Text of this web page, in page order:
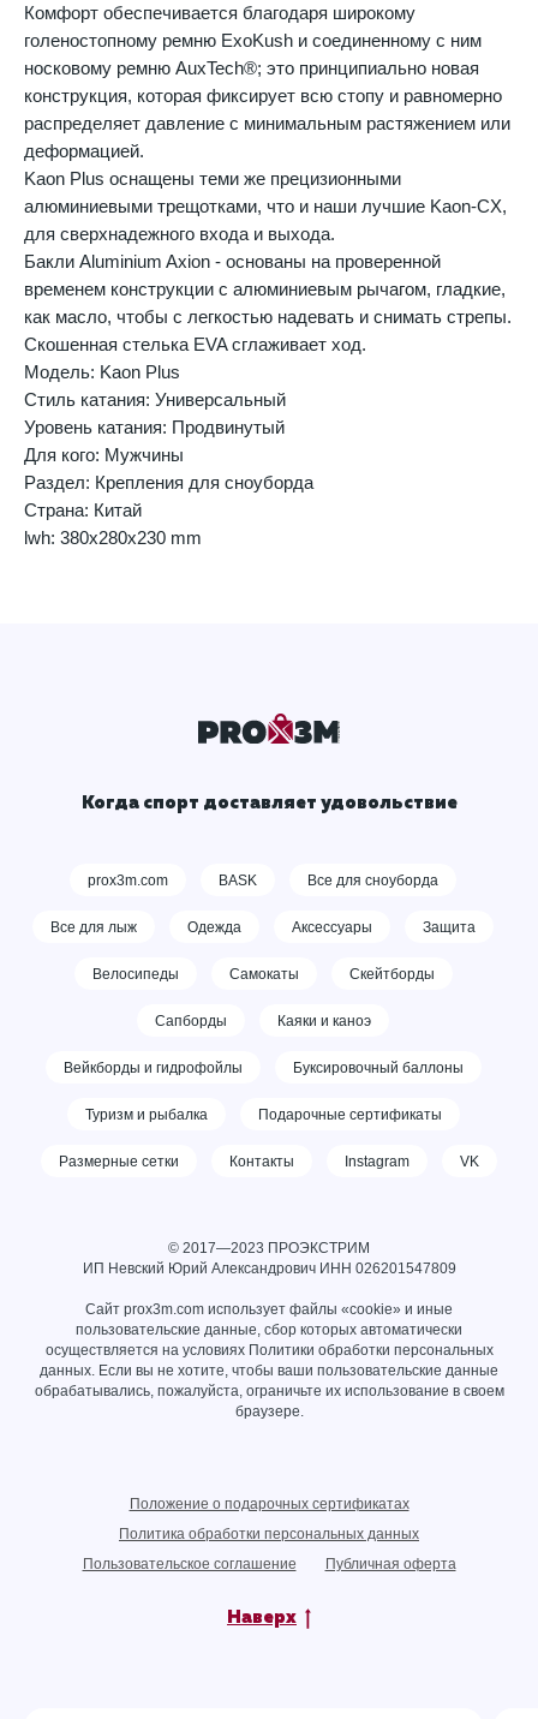
Комфорт обеспечивается благодаря широкому
голеностопному ремню ExoKush и соединенному с ним
носковому ремню AuxTech®; это принципиально новая
конструкция, которая фиксирует всю стопу и равномерно
распределяет давление с минимальным растяжением или
деформацией.
Kaon Plus оснащены теми же прецизионными
алюминиевыми трещотками, что и наши лучшие Kaon-CX,
для сверхнадежного входа и выхода.
Бакли Aluminium Axion - основаны на проверенной
временем конструкции с алюминиевым рычагом, гладкие,
как масло, чтобы с легкостью надевать и снимать стрепы.
Скошенная стелька EVA сглаживает ход.
Модель: Kaon Plus
Стиль катания: Универсальный
Уровень катания: Продвинутый
Для кого: Мужчины
Раздел: Крепления для сноуборда
Страна: Китай
lwh: 380x280x230 mm
Когда спорт доставляет удовольствие
prox3m.com BASK Все для сноуборда
Все для лыж Одежда Аксессуары Защита
Велосипеды Самокаты Скейтборды
Сапборды Каяки и каноэ
Вейкборды и гидрофойлы Буксировочный баллоны
Туризм и рыбалка Подарочные сертификаты
Размерные сетки Контакты Instagram VK
© 2017—2023 ПРОЭКСТРИМ
ИП Невский Юрий Александрович ИНН 026201547809
Сайт prox3m.com использует файлы «cookie» и иные
пользовательские данные, сбор которых автоматически
осуществляется на условиях Политики обработки персональных
данных. Если вы не хотите, чтобы ваши пользовательские данные
обрабатывались, пожалуйста, ограничьте их использование в своем
браузере.
Положение о подарочных сертификатах
Политика обработки персональных данных
Пользовательское соглашение
Публичная оферта
Наверх